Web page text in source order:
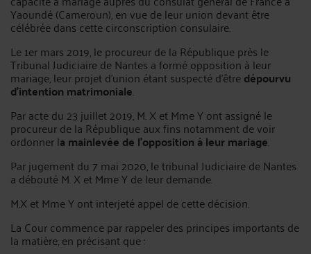
Yaoundé (Cameroun), en vue de leur union devant être
célébrée dans cette circonscription consulaire.
Le 1er mars 2019, le procureur de la République près le
Tribunal Judiciaire de Nantes a formé opposition à leur
mariage, leur projet d’union étant suspecté d'êtredépourvu
d'intention matrimoniale.
Par acte du 23 juillet 2019, M. X et Mme Y ont assigné le
procureur de la République aux fins notamment de voir
ordonner la mainlevée de l’opposition à leur mariage.
Par jugement du 7 mai 2020, le tribunal Judiciaire de Nantes
a débouté M. X et Mme Y de leur demande.
M.X et Mme Y ont interjeté appel de cette décision.
La Cour commence par rappeler des principes importants de
la matière, en précisant que :